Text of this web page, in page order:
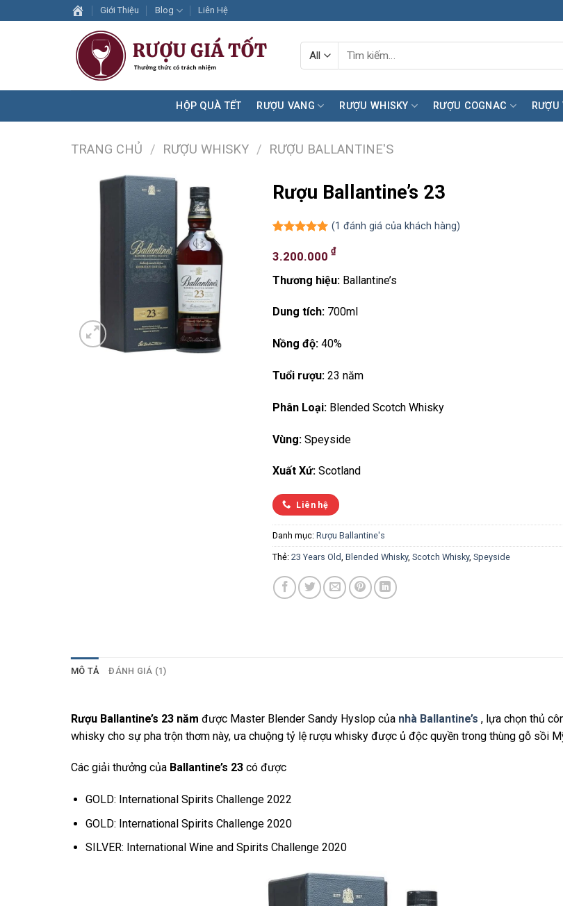
to
Giới Thiệu Blog Liên Hệ
Tìm
HỘP QUÀ TẾT RƯỢU VANG RƯỢU WHISKY RƯỢU COGNAC RƯỢU
TRANG CHỦ / RƯỢU WHISKY / RƯỢU BALLANTINE'S
Rượu Ballantine’s 23
dựa trên
đánh giá
(1 đánh giá của khách hàng)
3.200.000 ₫
Thương hiệu:Ballantine’s
Dung tích:700ml
Nồng độ:40%
Tuổi rượu:23 năm
Phân Loại:Blended Scotch Whisky
Vùng:Speyside
Xuất Xứ:Scotland
Liên hệ
Danh mục: Rượu Ballantine's
Thẻ: 23 Years Old Blended Whisky, Scotch Whisky, Speyside
MÔ TẢ ĐÁNH GIÁ (1)
Rượu Ballantine’s 23 năm được Master Blender Sandy Hyslop của nhà Ballantine’s , lựa chọn thủ
whisky cho sự pha trộn thơm này, ưa chuộng tỷ lệ rượu whisky được ủ độc quyền trong thùng gỗ sồi
Các giải thưởng của Ballantine’s 23 có được
GOLD: International Spirits Challenge 2022
GOLD: International Spirits Challenge 2020
SILVER: International Wine and Spirits Challenge 2020